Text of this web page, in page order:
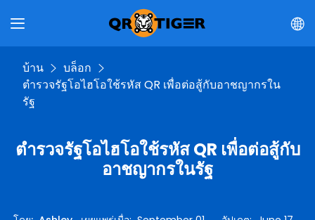
บ้าน
บล็อก
ตำรวจรัฐโอไฮโอใช้รหัส QR เพื่อต่อสู้กับอาชญากรใน
รัฐ
ตำรวจรัฐโอไฮโอใช้รหัส QR เพื่อต่อสู้กับ
อาชญากรในรัฐ